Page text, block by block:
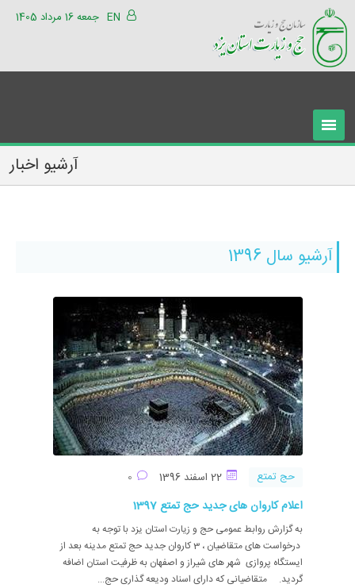
جمعه 16 مرداد 1405 EN
آرشیو اخبار
آرشیو سال 1396
حج تمتع 22 اسفند 1396
اعلام کاروان های جدید حج تمتع 1397
به گزارش روابط عمومی حج و زیارت استان یزد با توجه به
درخواست های متقاضیان ، 3 کاروان جدید حج تمتع مدینه بعد از
ایستگاه پروازی شهر های شیراز و اصفهان به ظرفیت استان اضافه
گردید. متقاضیانی که دارای اسناد ودیعه گذاری حج...